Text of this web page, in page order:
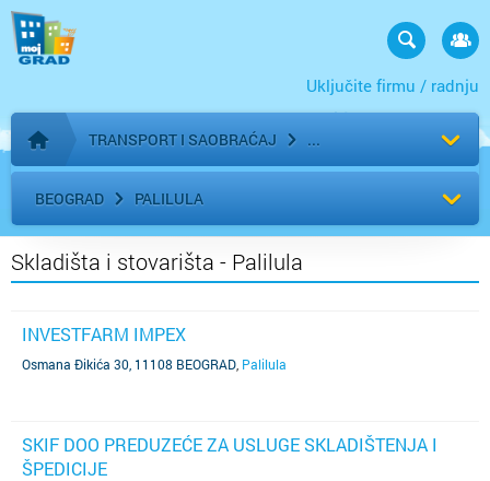
Uključite firmu / radnju
Početna stranica
TRANSPORT I SAOBRAĆAJ
BEOGRAD PALILULA
Skladišta i stovarišta - Palilula
INVESTFARM IMPEX
Osmana Đikića 30, 11108 BEOGRAD Palilula
SKIF DOO PREDUZEĆE ZA USLUGE SKLADIŠTENJA I
ŠPEDICIJE